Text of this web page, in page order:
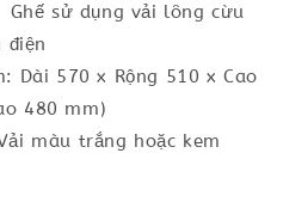
sử dụng vải lông cừu
điện
Dài 570 x Rộng 510 x Cao
480 mm)
màu trắng hoặc kem